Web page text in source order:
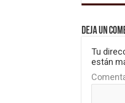
Deja un
Tu
están